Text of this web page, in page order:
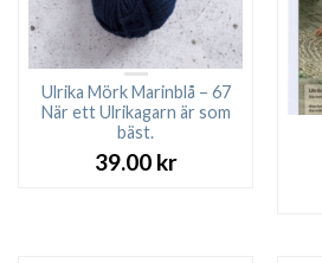
Ulrika Mörk Marinblå – 67
När ett Ulrikagarn är som
bäst.
39.00 kr